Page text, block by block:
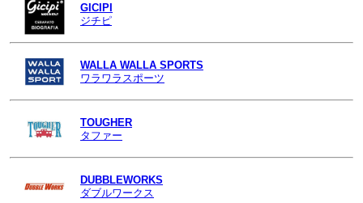
GICIPI
ジチピ
WALLA WALLA SPORTS
ワラワラスポーツ
TOUGHER
タファー
DUBBLEWORKS
ダブルワークス